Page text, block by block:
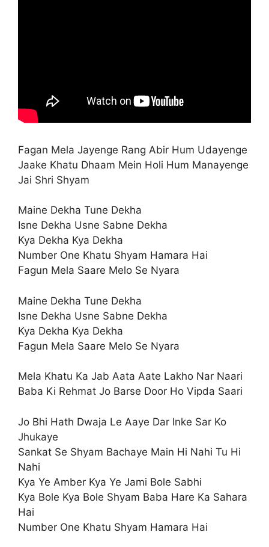
Fagan Mela Jayenge Rang Abir Hum Udayenge
Jaake Khatu Dhaam Mein Holi Hum Manayenge
Jai Shri Shyam
Maine Dekha Tune Dekha
Isne Dekha Usne Sabne Dekha
Kya Dekha Kya Dekha
Number One Khatu Shyam Hamara Hai
Fagun Mela Saare Melo Se Nyara
Maine Dekha Tune Dekha
Isne Dekha Usne Sabne Dekha
Kya Dekha Kya Dekha
Fagun Mela Saare Melo Se Nyara
Mela Khatu Ka Jab Aata Aate Lakho Nar Naari
Baba Ki Rehmat Jo Barse Door Ho Vipda Saari
Jo Bhi Hath Dwaja Le Aaye Dar Inke Sar Ko
Jhukaye
Sankat Se Shyam Bachaye Main Hi Nahi Tu Hi
Nahi
Kya Ye Amber Kya Ye Jami Bole Sabhi
Kya Bole Kya Bole Shyam Baba Hare Ka Sahara
Hai
Number One Khatu Shyam Hamara Hai